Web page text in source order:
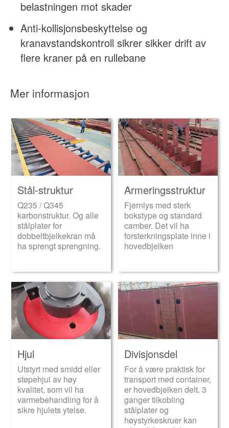
belastningen mot skader
Anti-kollisjonsbeskyttelse og
kranavstandskontroll sikrer sikker drift av
flere kraner på en rullebane
Mer informasjon
Stål-struktur
Q235 / Q345
karbonstruktur. Og alle
stålplater for
dobbeltbjelkekran må
ha sprengt sprengning.
Armeringsstruktur
Fjernlys med sterk
bokstype og standard
camber. Det vil ha
forsterkningsplate inne i
hovedbjelken
Hjul
Utstyrt med smidd eller
støpehjul av høy
kvalitet, som vil ha
varmebehandling for å
sikre hjulets ytelse.
Divisjonsdel
For å være praktisk for
transport med container,
er hovedbjelken delt. 3
ganger tilkobling
stålplater og
høystyrkeskruer kan